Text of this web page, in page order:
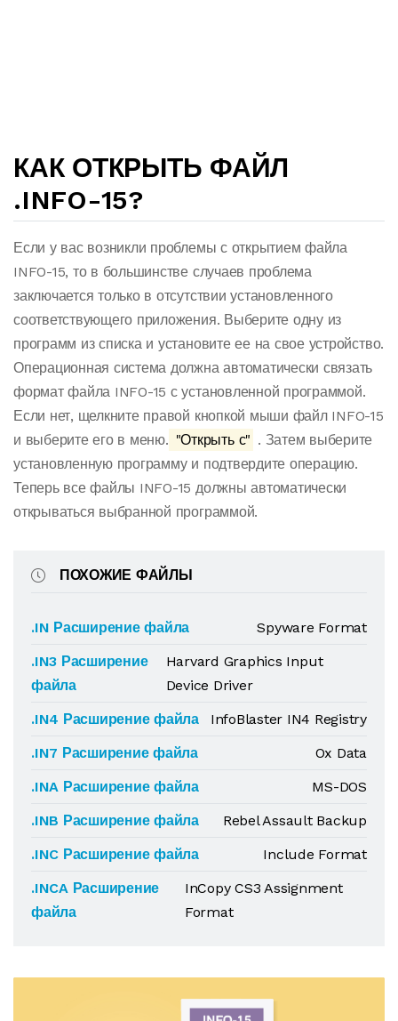
КАК ОТКРЫТЬ ФАЙЛ
.INFO-15?
Если у вас возникли проблемы с открытием файла
INFO-15, то в большинстве случаев проблема
заключается только в отсутствии установленного
соответствующего приложения. Выберите одну из
программ из списка и установите ее на свое устройство.
Операционная система должна автоматически связать
формат файла INFO-15 с установленной программой.
Если нет, щелкните правой кнопкой мыши файл INFO-15
и выберите его в меню. "Открыть с" . Затем выберите
установленную программу и подтвердите операцию.
Теперь все файлы INFO-15 должны автоматически
открываться выбранной программой.
ПОХОЖИЕ ФАЙЛЫ
.IN Расширение файла
Spyware Format
.IN3 Расширение
файла
Harvard Graphics Input
Device Driver
.IN4 Расширение файла
InfoBlaster IN4 Registry
.IN7 Расширение файла
Ox Data
.INA Расширение файла
MS-DOS
.INB Расширение файла
Rebel Assault Backup
.INC Расширение файла
Include Format
.INCA Расширение
файла
InCopy CS3 Assignment
Format